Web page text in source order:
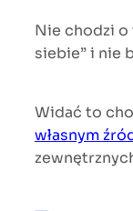
Nie chodzi o
siebie” i nie
Widać to
własnym